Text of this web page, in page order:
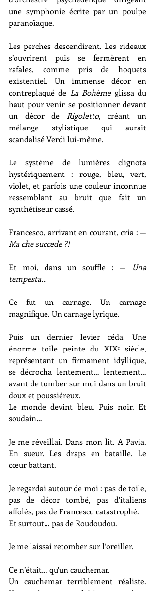
une symphonie écrite par un poulpe
paranoïaque.
Les perches descendirent. Les rideaux
s’ouvrirent puis se fermèrent en
rafales, comme pris de hoquets
existentiel. Un immense décor en
contreplaqué de La Bohème glissa du
haut pour venir se positionner devant
un décor de
Rigoletto, créant un
mélange stylistique qui aurait
scandalisé Verdi lui-même.
Le système de lumières clignota
hystériquement : rouge, bleu, vert,
violet, et parfois une couleur inconnue
ressemblant au bruit que fait un
synthétiseur cassé.
Ma che succede ?!
Et moi, dans un souffle : — Una
tempesta…
Ce fut un carnage. Un carnage
magnifique. Un carnage lyrique.
Puis un dernier levier céda. Une
énorme toile peinte du XIXᵉ siècle,
représentant un firmament idyllique,
se décrocha lentement… lentement…
avant de tomber sur moi dans un bruit
doux et poussiéreux.
Le monde devint bleu. Puis noir. Et
soudain…
Je me réveillai. Dans mon lit. A Pavia.
En sueur. Les draps en bataille. Le
cœur battant.
Je regardai autour de moi : pas de toile,
pas de décor tombé, pas d’italiens
affolés, pas de Francesco catastrophé.
Et surtout… pas de Roudoudou.
Je me laissai retomber sur l’oreiller.
Ce n’était… qu’un cauchemar.
Un cauchemar terriblement réaliste.